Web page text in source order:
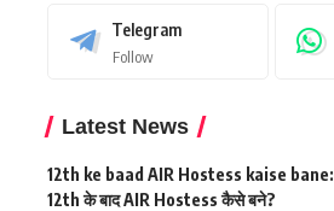
Telegram
Follow
Latest News
12th ke baad AIR Hostess kaise bane:
12th के बाद AIR Hostess कैसे बने?